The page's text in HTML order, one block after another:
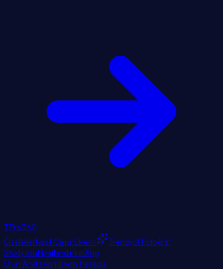
TPro360
ÖzelliklerNasıl ÇalışırEklenti
Trendyol Fotoğraf
StüdyosuFiyatlandırmaBlog
Ürün AnalizKomisyon Hesapla